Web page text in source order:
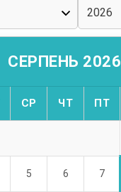
СЕРПЕНЬ 2026
СР ЧТ ПТ
5 6 7